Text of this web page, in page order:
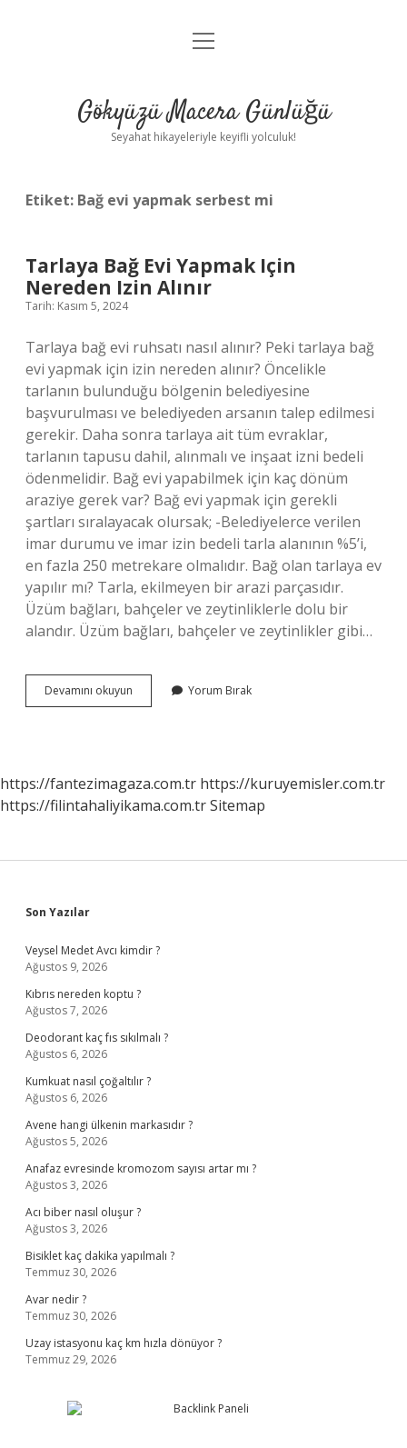
Anasayfa
Yasal Uyarı
menüyü
Gökyüzü Macera Günlüğü
Seyahat hikayeleriyle keyifli yolculuk!
Etiket: Bağ evi yapmak serbest mi
Tarlaya Bağ Evi Yapmak Için
Nereden Izin Alınır
Tarih: Kasım 5, 2024
Tarlaya bağ evi ruhsatı nasıl alınır? Peki tarlaya bağ
evi yapmak için izin nereden alınır? Öncelikle
tarlanın bulunduğu bölgenin belediyesine
başvurulması ve belediyeden arsanın talep edilmesi
gerekir. Daha sonra tarlaya ait tüm evraklar,
tarlanın tapusu dahil, alınmalı ve inşaat izni bedeli
ödenmelidir. Bağ evi yapabilmek için kaç dönüm
araziye gerek var? Bağ evi yapmak için gerekli
şartları sıralayacak olursak; -Belediyelerce verilen
imar durumu ve imar izin bedeli tarla alanının %5’i,
en fazla 250 metrekare olmalıdır. Bağ olan tarlaya ev
yapılır mı? Tarla, ekilmeyen bir arazi parçasıdır.
Üzüm bağları, bahçeler ve zeytinliklerle dolu bir
alandır. Üzüm bağları, bahçeler ve zeytinlikler gibi…
Devamını okuyun
Bağ
Izin
Alınır
Yorum Bırak
https://fantezimagaza.com.tr https://kuruyemisler.com.tr
https://filintahaliyikama.com.trSitemap
Sidebar
Son Yazılar
Veysel Medet Avcı kimdir ?
Ağustos 9, 2026
Kıbrıs nereden koptu ?
Ağustos 7, 2026
Deodorant kaç fıs sıkılmalı ?
Ağustos 6, 2026
Kumkuat nasıl çoğaltılır ?
Ağustos 6, 2026
Avene hangi ülkenin markasıdır ?
Ağustos 5, 2026
Anafaz evresinde kromozom sayısı artar mı ?
Ağustos 3, 2026
Acı biber nasıl oluşur ?
Ağustos 3, 2026
Bisiklet kaç dakika yapılmalı ?
Temmuz 30, 2026
Avar nedir ?
Temmuz 30, 2026
Uzay istasyonu kaç km hızla dönüyor ?
Temmuz 29, 2026